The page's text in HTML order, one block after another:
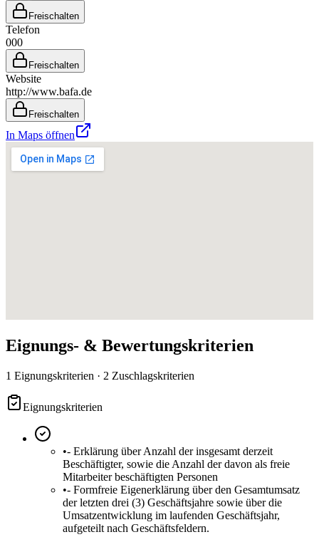
Freischalten
Telefon
000
Freischalten
Website
http://www.bafa.de
Freischalten
In Maps öffnen
Eignungs- & Bewertungskriterien
1 Eignungskriterien · 2 Zuschlagskriterien
Eignungskriterien
•- Erklärung über Anzahl der insgesamt derzeit
Beschäftigter, sowie die Anzahl der davon als freie
Mitarbeiter beschäftigten Personen
•- Formfreie Eigenerklärung über den Gesamtumsatz
der letzten drei (3) Geschäftsjahre sowie über die
Umsatzentwicklung im laufenden Geschäftsjahr,
aufgeteilt nach Geschäftsfeldern.